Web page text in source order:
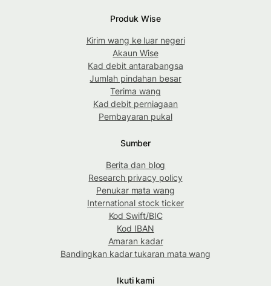
Produk Wise
Kirim wang ke luar negeri
Akaun Wise
Kad debit antarabangsa
Jumlah pindahan besar
Terima wang
Kad debit perniagaan
Pembayaran pukal
Sumber
Berita dan blog
Research privacy policy
Penukar mata wang
International stock ticker
Kod Swift/BIC
Kod IBAN
Amaran kadar
Bandingkan kadar tukaran mata wang
Ikuti kami